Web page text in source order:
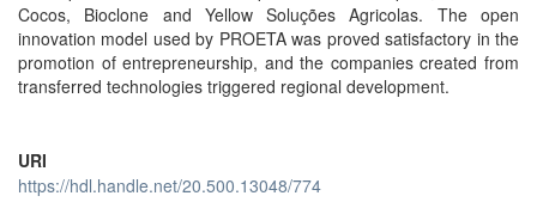
Cocos, Bioclone and Yellow Soluções Agricolas. The open
innovation model used by PROETA was proved satisfactory in the
promotion of entrepreneurship, and the companies created from
transferred technologies triggered regional development.
URI
https://hdl.handle.net/20.500.13048/774